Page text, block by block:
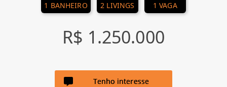
1 BANHEIRO 2 LIVINGS 1 VAGA
R$ 1.250.000
Tenho interesse